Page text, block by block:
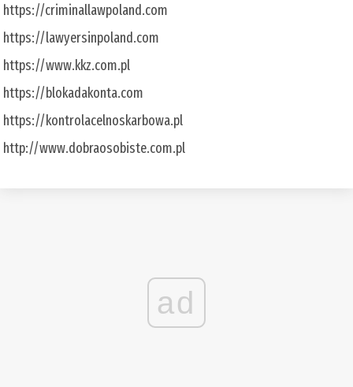
https://criminallawpoland.com
https://lawyersinpoland.com
https://www.kkz.com.pl
https://blokadakonta.com
https://kontrolacelnoskarbowa.pl
http://www.dobraosobiste.com.pl
ad